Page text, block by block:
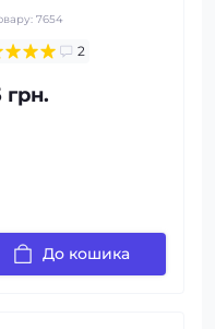
7654
2
грн.
До кошика